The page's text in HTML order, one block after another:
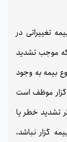
تغییراتی در
موجب تشدید
بیمه به وجود
موظف است
تشدید خطر یا
گزار نباشد،